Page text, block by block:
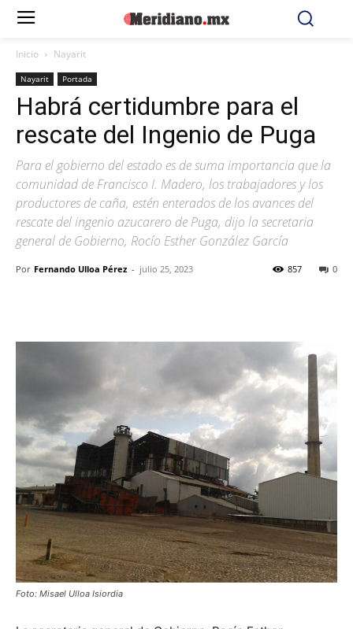
Inicio Nayarit
Nayarit Portada
Habrá certidumbre para el
rescate del Ingenio de Puga
Para el gobierno del estado es de suma importancia que la
comunidad de Francisco I. Madero, los trabajadores y los
productores de caña, estén enterados de los avances del
rescate del ingenio azucarero de Puga, dijo la secretaria
general de Gobierno, Rocío Esther González García
Por Fernando Ulloa Pérez - julio 25, 2023 0
857
Foto: Misael Ulloa Isiordia